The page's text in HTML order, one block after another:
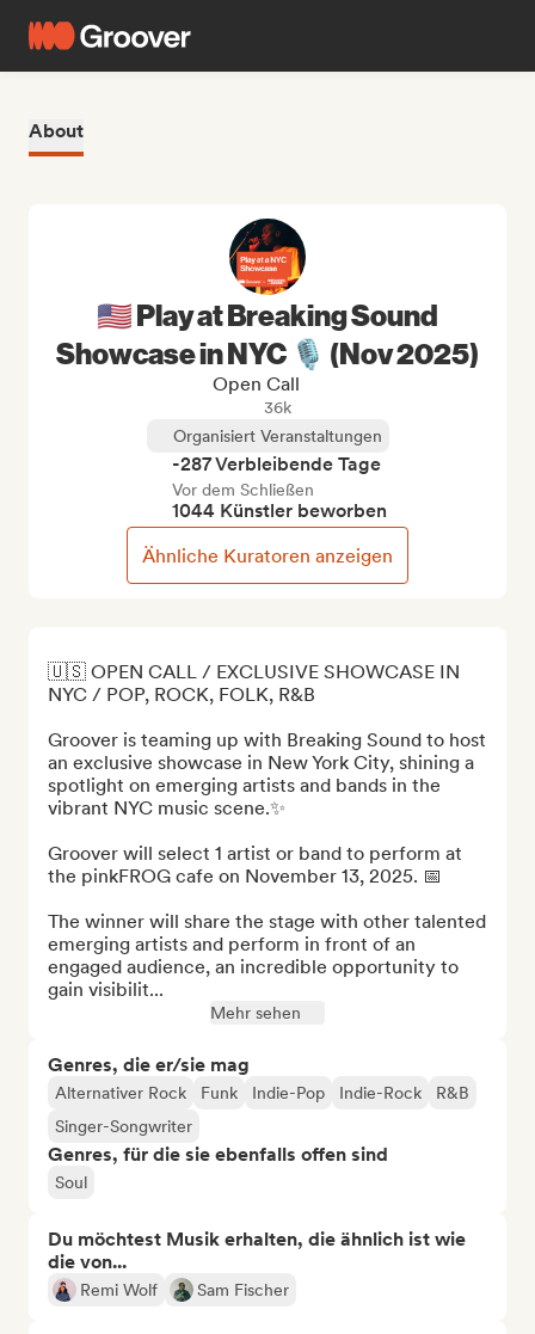
About
🇺🇸 OPEN CALL / EXCLUSIVE SHOWCASE IN
NYC / POP, ROCK, FOLK, R&B
Groover is teaming up with Breaking Sound to host
an exclusive showcase in New York City, shining a
spotlight on emerging artists and bands in the
vibrant NYC music scene.✨
Groover will select 1 artist or band to perform at
the pinkFROG cafe on November 13, 2025. 📅
The winner will share the stage with other talented
emerging artists and perform in front of an
engaged audience, an incredible opportunity to
gain visibilit...
Mehr sehen
Genres, die er/sie mag
Alternativer Rock Funk Indie-Pop Indie-Rock
R&B
Singer-Songwriter
Genres, für die sie ebenfalls offen sind
Soul
Du möchtest Musik erhalten, die ähnlich ist wie
die von...
Remi Wolf Sam Fischer
🇺🇸 Play at Breaking Sound
Showcase in NYC 🎙️ (Nov 2025)
Open Call
36k
Organisiert Veranstaltungen
-287 Verbleibende Tage
Vor dem Schließen
1044 Künstler beworben
Ähnliche Kuratoren anzeigen